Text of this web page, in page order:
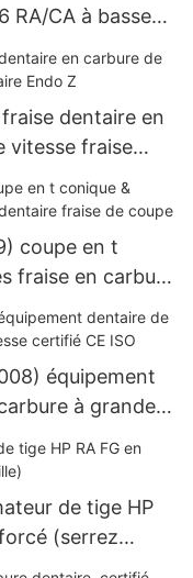
RA/CA à basse
meules de
et
outils de
dentaire en
vitesse fraise
coupe en t
fraise en carbure
équipement
à grande
de tige HP
(serrez